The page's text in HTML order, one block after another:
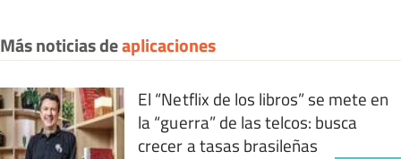
Más noticias deaplicaciones
El “Netflix de los libros” se mete en
la “guerra” de las telcos: busca
crecer a tasas brasileñas